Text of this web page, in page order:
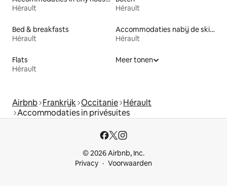
Hérault
Hérault
Bed & breakfasts
Hérault
Accommodaties nabij de skipiste
Hérault
Flats
Hérault
Meer tonen
Airbnb Frankrijk Occitanie Hérault
Accommodaties in privésuites
© 2026 Airbnb, Inc.
Privacy
Voorwaarden